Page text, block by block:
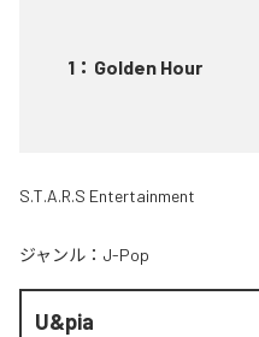
1 ： Golden Hour
S.T.A.R.S Entertainment
ジャンル： J-Pop
U&pia